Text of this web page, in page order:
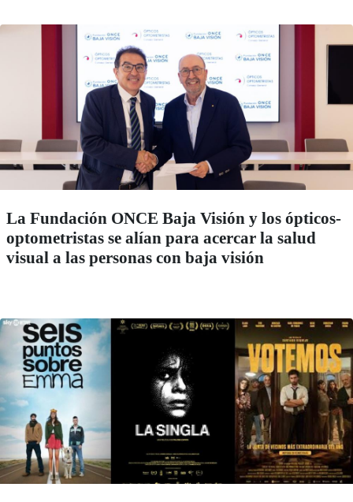
La Fundación ONCE Baja Visión y los ópticos-
optometristas se alían para acercar la salud
visual a las personas con baja visión